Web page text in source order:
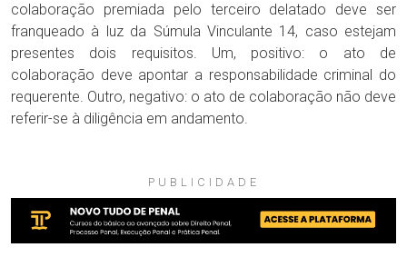
colaboração premiada pelo terceiro delatado deve ser
franqueado à luz da Súmula Vinculante 14, caso estejam
presentes dois requisitos. Um, positivo: o ato de
colaboração deve apontar a responsabilidade criminal do
requerente. Outro, negativo: o ato de colaboração não deve
referir-se à diligência em andamento.
PUBLICIDADE